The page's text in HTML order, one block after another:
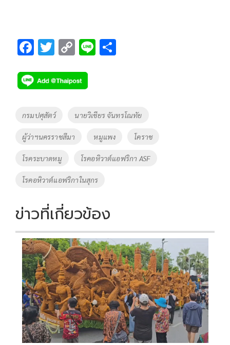
F
e
b
o
k
T
tt
er
C
p
y
Li
Li
Tags
กรมปศุสัตว์ นายวิเชียร จันทรโณทัย
ผู้ว่าฯนครราชสีมา หมูแพง โคราช
โรคระบาดหมู โรคอหิวาต์แอฟริกา ASF
โรคอหิวาต์แอฟริกาในสุกร
ข่าวที่เกี่ยวข้อง